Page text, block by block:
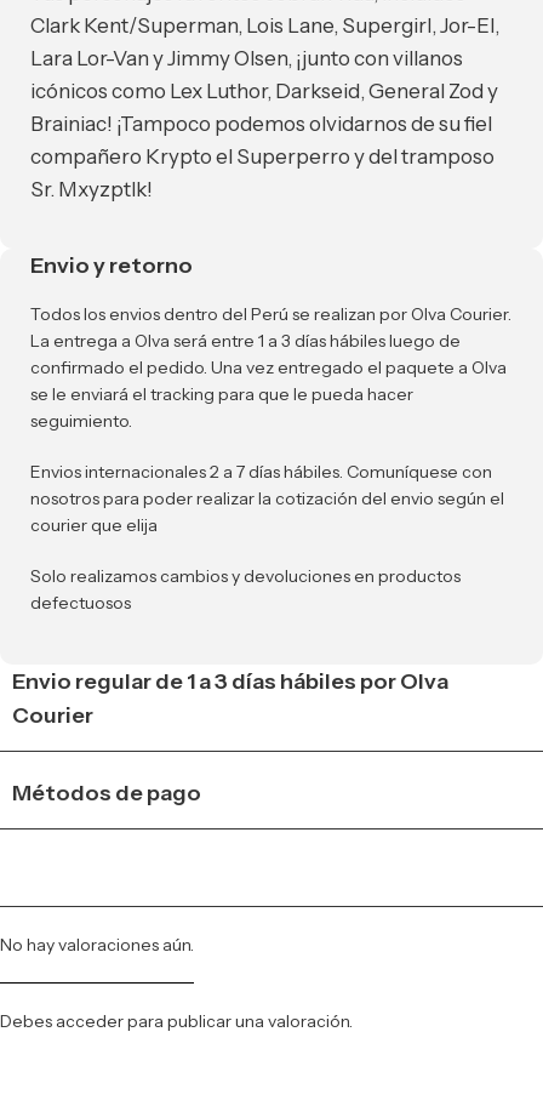
Clark Kent/Superman, Lois Lane, Supergirl, Jor-El,
Lara Lor-Van y Jimmy Olsen, ¡junto con villanos
icónicos como Lex Luthor, Darkseid, General Zod y
Brainiac! ¡Tampoco podemos olvidarnos de su fiel
compañero Krypto el Superperro y del tramposo
Sr. Mxyzptlk!
Envio y retorno
Todos los envios dentro del Perú se realizan por Olva Courier.
La entrega a Olva será entre 1 a 3 días hábiles luego de
confirmado el pedido. Una vez entregado el paquete a Olva
se le enviará el tracking para que le pueda hacer
seguimiento.
Envios internacionales 2 a 7 días hábiles. Comuníquese con
nosotros para poder realizar la cotización del envio según el
courier que elija
Solo realizamos cambios y devoluciones en productos
defectuosos
Envio regular de 1 a 3 días hábiles por Olva
Courier
Métodos de pago
No hay valoraciones aún.
Debes accederpara publicar una valoración.